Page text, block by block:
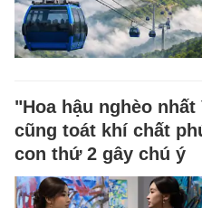
"Hoa hậu nghèo
cũng toát khí chất
con thứ 2 gây chú ý